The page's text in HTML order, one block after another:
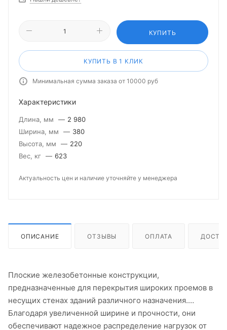
КУПИТЬ
КУПИТЬ В 1 КЛИК
Минимальная сумма заказа от 10000 руб
Характеристики
Длина, мм — 2 980
Ширина, мм
— 380
Высота, мм
— 220
Вес, кг — 623
Актуальность цен и наличие уточняйте у менеджера
ОПИСАНИЕ ОТЗЫВЫ ОПЛАТА
Плоские железобетонные конструкции,
предназначенные для перекрытия широких проемов в
несущих стенах зданий различного назначения.
Благодаря увеличенной ширине и прочности, они
обеспечивают надежное распределение нагрузок от